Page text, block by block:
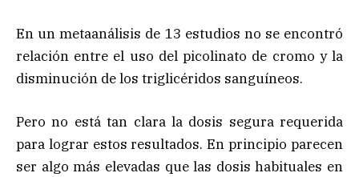
En un metaanálisis de 13 estudios no se encontró
relación entre el uso del picolinato de cromo y la
disminución de los triglicéridos sanguíneos.
Pero no está tan clara la dosis segura requerida
para lograr estos resultados. En principio parecen
ser algo más elevadas que las dosis habituales en